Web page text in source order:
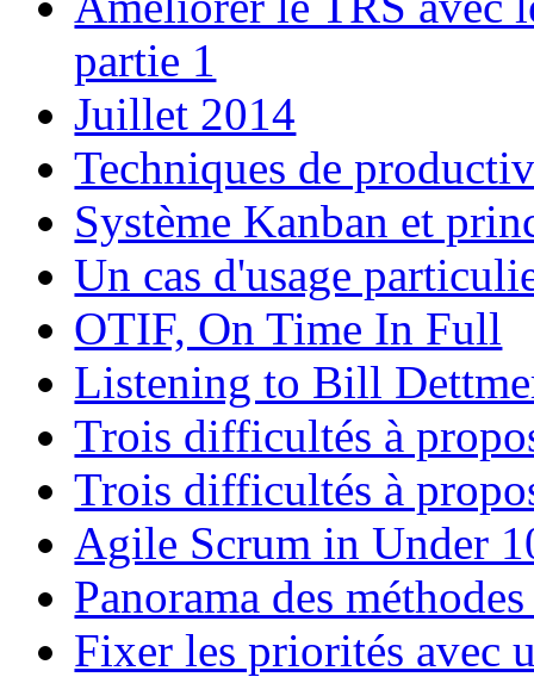
partie 1
Juillet 2014
Techniques de
Système Kanban et
Un cas d'usage
OTIF, On Time In Full
Listening to Bill
Trois difficultés à
Trois difficultés à
Agile Scrum in Under
Panorama des
Fixer les priorités avec